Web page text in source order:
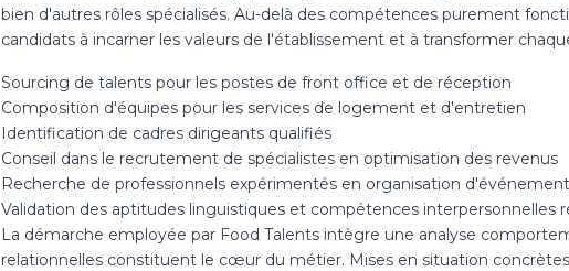
bien d'autres rôles spécialisés. Au-delà des compétences purement
candidats à incarner les valeurs de l'établissement et à transformer
Sourcing de talents pour les postes de front office et de réception
Composition d'équipes pour les services de logement et d'entretien
Identification de cadres dirigeants qualifiés
Conseil dans le recrutement de spécialistes en optimisation des revenus
Recherche de professionnels expérimentés en organisation
Validation des aptitudes linguistiques et compétences interpersonnelles
La démarche employée par Food Talents intègre une analyse
relationnelles constituent le cœur du métier. Mises en situation